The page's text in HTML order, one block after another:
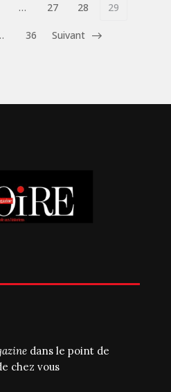
… 27 28 29
36 Suivant
dans le point de
chez vous